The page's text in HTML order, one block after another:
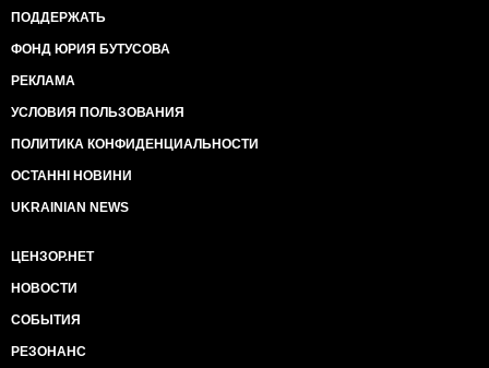
ПОДДЕРЖАТЬ
ФОНД ЮРИЯ БУТУСОВА
РЕКЛАМА
УСЛОВИЯ ПОЛЬЗОВАНИЯ
ПОЛИТИКА КОНФИДЕНЦИАЛЬНОСТИ
ОСТАННІ НОВИНИ
UKRAINIAN NEWS
ЦЕНЗОР.НЕТ
НОВОСТИ
СОБЫТИЯ
РЕЗОНАНС